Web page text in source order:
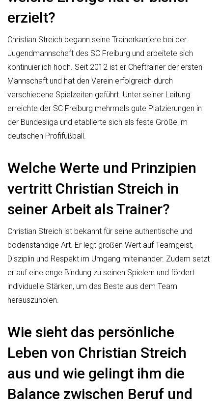
erzielt?
Christian Streich begann seine Trainerkarriere bei der
Jugendmannschaft des SC Freiburg und arbeitete sich
kontinuierlich hoch. Seit 2012 ist er Cheftrainer der ersten
Mannschaft und hat den Verein erfolgreich durch
verschiedene Spielzeiten geführt. Unter seiner Leitung
erreichte der SC Freiburg mehrmals gute Platzierungen in
der Bundesliga und etablierte sich als feste Größe im
deutschen Profifußball.
Welche Werte und Prinzipien
vertritt Christian Streich in
seiner Arbeit als Trainer?
Christian Streich ist bekannt für seine authentische und
bodenständige Art. Er legt großen Wert auf Teamgeist,
Disziplin und Respekt im Umgang miteinander. Zudem setzt
er auf eine enge Bindung zu seinen Spielern und fördert
individuelle Stärken, um das Beste aus dem Team
herauszuholen.
Wie sieht das persönliche
Leben von Christian Streich
aus und wie gelingt ihm die
Balance zwischen Beruf und